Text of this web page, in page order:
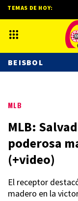
MLB
MLB:
poderosa
(+video)
El receptor
madero en la
TEMAS DE HOY:
BEISBOL